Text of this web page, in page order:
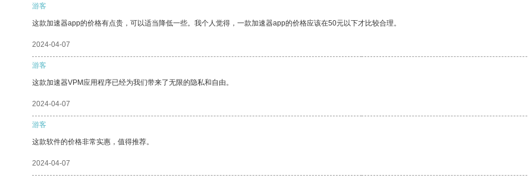
游客
这款加速器app的价格有点贵，可以适当降低一些。我个人觉得，一款加速器app的价格应该在50元以下才比较合理。
2024-04-07
游客
这款加速器VPM应用程序已经为我们带来了无限的隐私和自由。
2024-04-07
游客
这款软件的价格非常实惠，值得推荐。
2024-04-07